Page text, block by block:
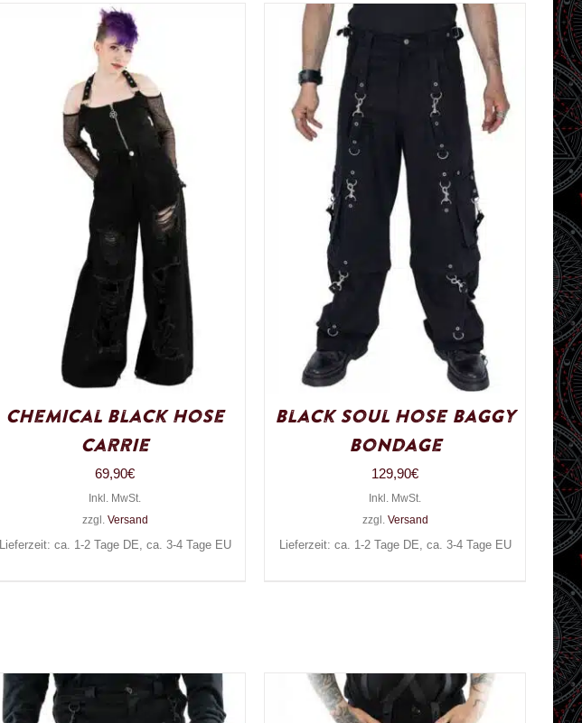
Chemical Black Hose
Carrie
69,90€
Inkl. MwSt.
zzgl. Versand
Lieferzeit: ca. 1-2 Tage DE, ca. 3-4 Tage EU
Black Soul Hose Baggy
Bondage
129,90€
Inkl. MwSt.
zzgl. Versand
Lieferzeit: ca. 1-2 Tage DE, ca. 3-4 Tage EU